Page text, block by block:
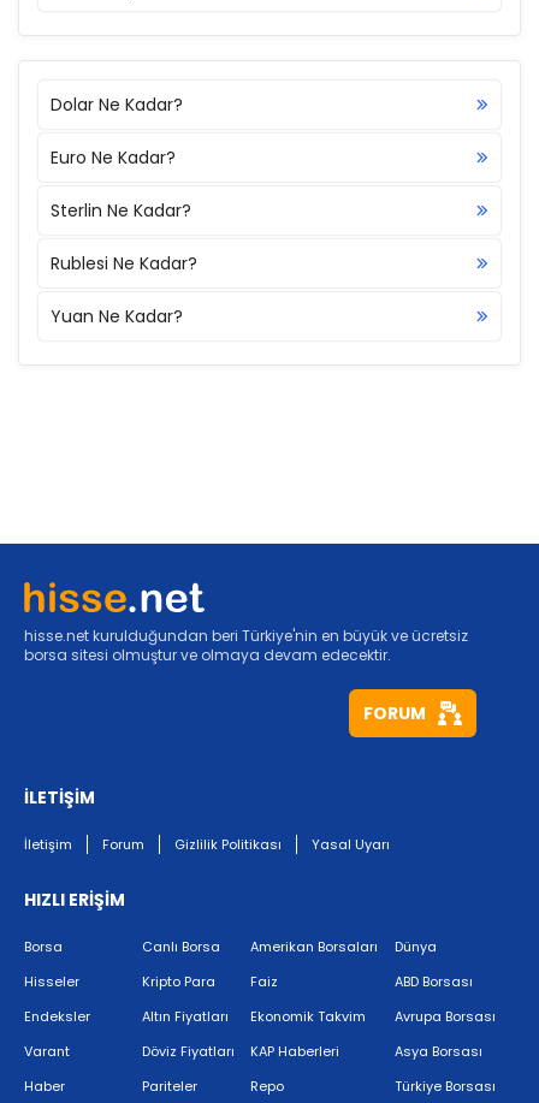
Dolar Ne Kadar?
Euro Ne Kadar?
Sterlin Ne Kadar?
Rublesi Ne Kadar?
Yuan Ne Kadar?
hisse.net kurulduğundan beri Türkiye'nin en büyük ve ücretsiz
borsa sitesi olmuştur ve olmaya devam edecektir.
FORUM
İLETİŞİM
İletişim Forum Gizlilik Politikası Yasal Uyarı
HIZLI ERİŞİM
Borsa
Hisseler
Endeksler
Varant
Haber
Canlı Borsa
Kripto Para
Altın Fiyatları
Döviz Fiyatları
Pariteler
Amerikan Borsaları
Faiz
Ekonomik Takvim
KAP Haberleri
Repo
Dünya
ABD Borsası
Avrupa Borsası
Asya Borsası
Türkiye Borsası